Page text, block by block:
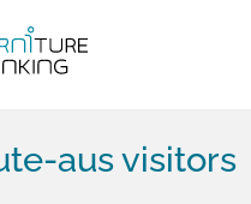
aus visitors